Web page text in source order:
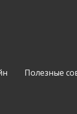
Полезные